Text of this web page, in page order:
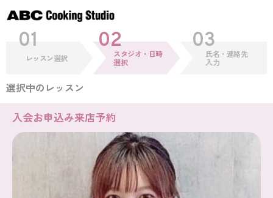
01
レッスン選択
02
スタジオ・日時
選択
03
氏名・連絡先
入力
選択中のレッスン
入会お申込み来店予約